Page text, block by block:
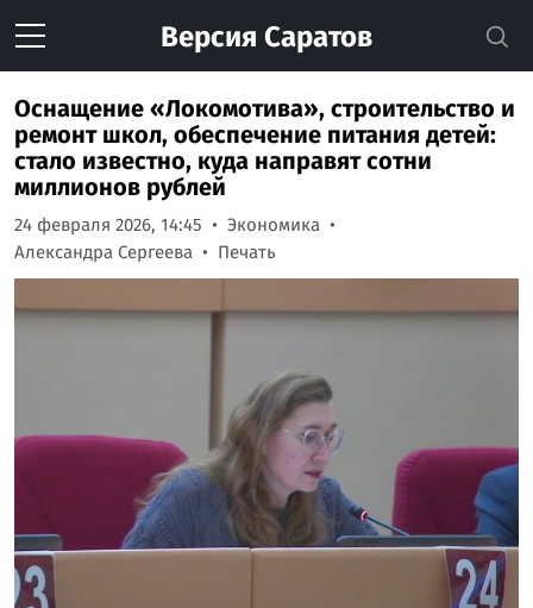
Версия Саратов
Оснащение «Локомотива», строительство и
ремонт школ, обеспечение питания детей:
стало известно, куда направят сотни
миллионов рублей
24 февраля 2026, 14:45
Экономика
Александра Сергеева
Печать